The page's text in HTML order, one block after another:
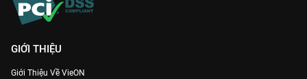
GIỚI THIỆU
Giới Thiệu Về VieON